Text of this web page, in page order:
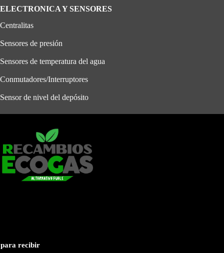
ELECTRONICA Y SENSORES
Centralitas
Sensores de presión
Sensores de temperatura del agua
Conmutadores/Interruptores
Sensor de nivel del depósito
para recibir